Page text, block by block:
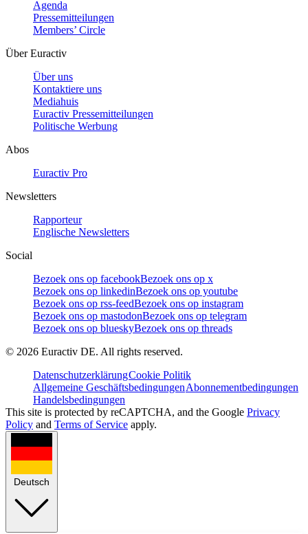
Agenda
Pressemitteilungen
Members’ Circle
Über Euractiv
Über uns
Kontaktiere uns
Mediahuis
Euractiv Pressemitteilungen
Politische Werbung
Abos
Euractiv Pro
Newsletters
Rapporteur
Englische Newsletters
Social
Bezoek ons op facebookBezoek ons op x
Bezoek ons op linkedinBezoek ons op youtube
Bezoek ons op rss-feedBezoek ons op instagram
Bezoek ons op mastodonBezoek ons op telegram
Bezoek ons op blueskyBezoek ons op threads
© 2026 Euractiv DE. All rights reserved.
DatenschutzerklärungCookie Politik
Allgemeine GeschäftsbedingungenAbonnementbedingungen
Handelsbedingungen
This site is protected by reCAPTCHA, and the Google Privacy
Policy and Terms of Service apply.
Deutsch